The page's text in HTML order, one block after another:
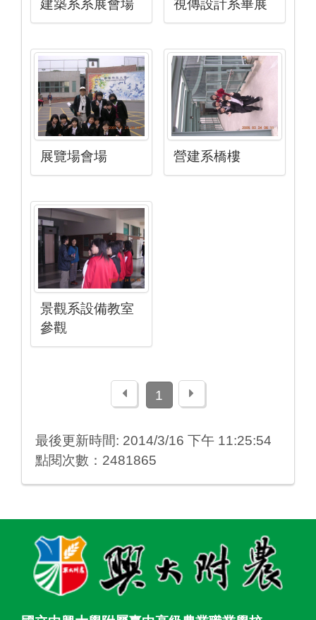
建築系系展會場 視傳設計系畢展
展覽場會場 營建系橋樓
景觀系設備教室
參觀
上一頁1 下一頁
最後更新時間: 2014/3/16 下午 11:25:54
點閱次數：2481865